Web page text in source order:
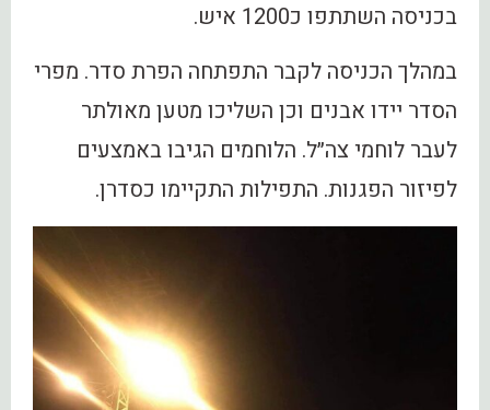
בכניסה השתתפו כ1200 איש.
במהלך הכניסה לקבר התפתחה הפרת סדר. מפרי
הסדר יידו אבנים וכן השליכו מטען מאולתר
לעבר לוחמי צה״ל. הלוחמים הגיבו באמצעים
לפיזור הפגנות. התפילות התקיימו כסדרן.